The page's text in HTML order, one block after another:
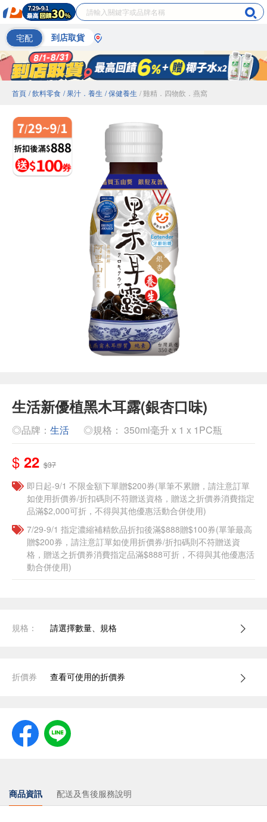
宅配 到店取貨
首頁 / 飲料零食 / 果汁．養生 / 保健養生 / 雞精．四物飲．燕窩
生活新優植黑木耳露(銀杏口味)
◎品牌： 生活 ◎規格： 350ml毫升 x 1 x 1PC瓶
$ 22 $37
即日起-9/1 不限金額下單贈$200券(單筆不累贈，請注意訂單
如使用折價券/折扣碼則不符贈送資格，贈送之折價券消費指定
品滿$2,000可折，不得與其他優惠活動合併使用)
7/29-9/1 指定濃縮補精飲品​折扣後滿$888贈$100券(單筆最高
贈$200券，請注意訂單如使用折價券/折扣碼則不符贈送資
格，贈送之折價券消費指定品滿$888可折，不得與其他優惠活
動合併使用)
規格： 請選擇數量、規格
折價券 查看可使用的折價券
商品資訊 配送及售後服務說明